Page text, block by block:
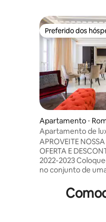
Preferido dos
Preferido dos
Apartamento ⋅
Apartamento de
Spanish Steps
APROVEITE
OFERTA E
2022-2023 Coloque-se no sofá, você está
no conjunto de
alta qualidade,
Palácio Hèrmes e